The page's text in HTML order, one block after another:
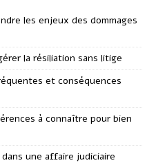
les enjeux des dommages
la résiliation sans litige
et conséquences
à connaître pour bien
une affaire judiciaire